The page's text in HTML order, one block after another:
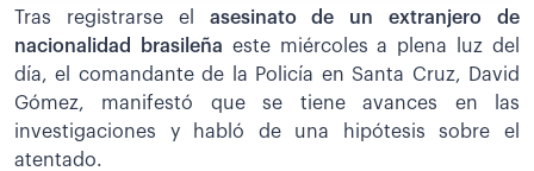
Tras registrarse el asesinato de un extranjero de
nacionalidad brasileña este miércoles a plena luz del
día, el comandante de la Policía en Santa Cruz, David
Gómez, manifestó que se tiene avances en las
investigaciones y habló de una hipótesis sobre el
atentado.